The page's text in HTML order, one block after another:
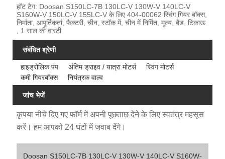
हॉट टैग: Doosan S150LC-7B 130LC-V 130W-V 140LC-V
S160W-V 150LC-V 155LC-V के लिए 404-00062 स्विंग गियर बॉक्स,
निर्माता, आपूर्तिकर्ता, फैक्टरी, चीन, स्टॉक में, चीन में निर्मित, मूल्य, बैंड, टिकाऊ
, 1 साल की वारंटी
संबंधित श्रेणी
हाइड्रोलिक पंप अंतिम ड्राइव / यात्रा मोटर्स
स्विंग मोटर्स
कमी गियरबॉक्स
नियंत्रक वाल्व
जांच भेजें
कृपया नीचे दिए गए फॉर्म में अपनी पूछताछ देने के लिए स्वतंत्र महसूस
करें। हम आपको 24 घंटों में जवाब देंगे।